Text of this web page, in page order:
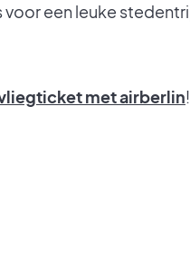
voor een leuke
met airberlin!